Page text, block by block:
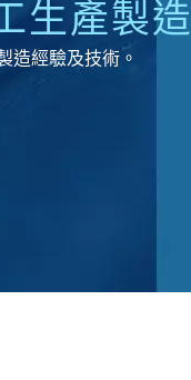
生產製造
造經驗及技術。